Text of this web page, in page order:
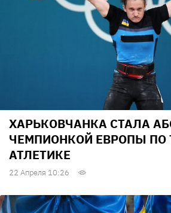
ХАРЬКОВЧАНКА СТАЛА
ЧЕМПИОНКОЙ ЕВРОПЫ
АТЛЕТИКЕ
22 Апреля 10:26